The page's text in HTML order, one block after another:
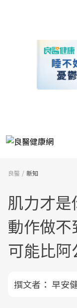
良醫 新知
肌力才
動作做
可能比阿
撰文者： 早安